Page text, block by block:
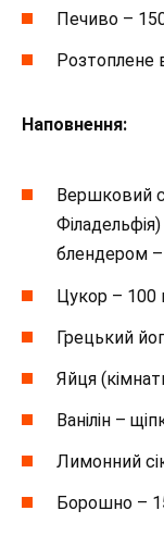
Печиво –
Розтоплене
Наповнення:
Вершковий
блендером
Цукор – 100
Грецький
Яйця
Ванілін –
Лимонний
Борошно –